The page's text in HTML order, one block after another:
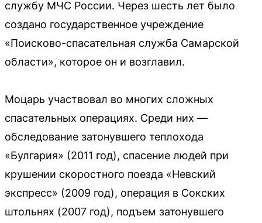
службу МЧС России. Через шесть лет было
создано государственное учреждение
«Поисково-спасательная служба Самарской
области», которое он и возглавил.
Моцарь участвовал во многих сложных
спасательных операциях. Среди них —
обследование затонувшего теплохода
«Булгария» (2011 год), спасение людей при
крушении скоростного поезда «Невский
экспресс» (2009 год), операция в Сокских
штольнях (2007 год), подъем затонувшего